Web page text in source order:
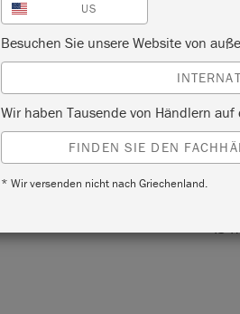
US
Besuchen Sie unsere Website von
Wir haben Tausende von Händlern auf
FINDEN SIE DEN
* Wir versenden nicht nach Griechenland.